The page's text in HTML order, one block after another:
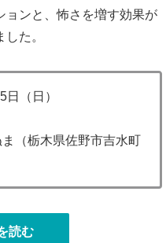
ョンと、怖さを増す効果が
た。
（日）
（栃木県佐野市吉水町
読む